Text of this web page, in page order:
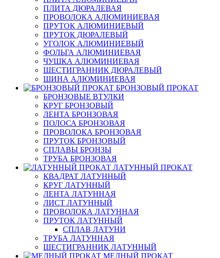
ПЛИТА ДЮРАЛЕВАЯ
ПРОВОЛОКА АЛЮМИНИЕВАЯ
ПРУТОК АЛЮМИНИЕВЫЙ
ПРУТОК ДЮРАЛЕВЫЙ
УГОЛОК АЛЮМИНИЕВЫЙ
ФОЛЬГА АЛЮМИНИЕВАЯ
ЧУШКА АЛЮМИНИЕВАЯ
ШЕСТИГРАННИК ДЮРАЛЕВЫЙ
ШИНА АЛЮМИНИЕВАЯ
БРОНЗОВЫЙ ПРОКАТ
БРОНЗОВЫЕ ВТУЛКИ
КРУГ БРОНЗОВЫЙ
ЛЕНТА БРОНЗОВАЯ
ПОЛОСА БРОНЗОВАЯ
ПРОВОЛОКА БРОНЗОВАЯ
ПРУТОК БРОНЗОВЫЙ
СПЛАВЫ БРОНЗЫ
ТРУБА БРОНЗОВАЯ
ЛАТУННЫЙ ПРОКАТ
КВАДРАТ ЛАТУННЫЙ
КРУГ ЛАТУННЫЙ
ЛЕНТА ЛАТУННАЯ
ЛИСТ ЛАТУННЫЙ
ПРОВОЛОКА ЛАТУННАЯ
ПРУТОК ЛАТУННЫЙ
СПЛАВ ЛАТУНИ
ТРУБА ЛАТУННАЯ
ШЕСТИГРАННИК ЛАТУННЫЙ
МЕДНЫЙ ПРОКАТ